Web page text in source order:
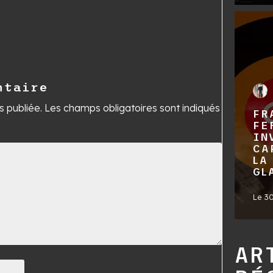
publiée. Les champs obligatoires sont indiqués
LA
Le